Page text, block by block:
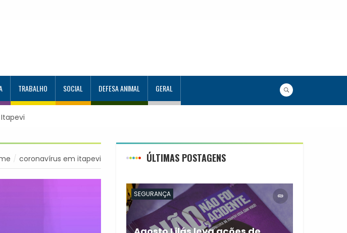
TRABALHO SOCIAL DEFESA ANIMAL GERAL
WhatsApp
coronavírus em itapevi ÚLTIMAS POSTAGENS
SEGURANÇA